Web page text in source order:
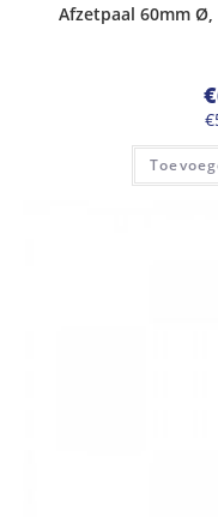
Afzetpaal 60mm
€
€